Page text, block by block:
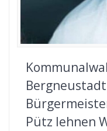
Pütz lehnen